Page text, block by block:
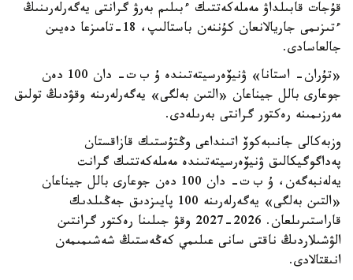
قۇجات قابىلداۋ مەملەكەتتىك ءبىلىم بەرۋ گرانتى يەگەرلەرىنىڭ
ءتىزىمى جاريالانعان كۇننەن باستالىپ، 18-تامىزعا دەيىن
جالعاسادى.
«تۇران- استانا» ۋنيۆەرسيتەتىندە ۇ ب ت- دان 100 دەن
جوعارى بالل جيناعان «التىن بەلگى» يەگەرلەرىنە وقۋدىڭ تولىق
مەرزىمىنە رەكتور گرانتى بەرىلەدى.
وزبەكالى جانىبەكوۆ اتىنداعى وڭتۇستىك قازاقستان
پەداگوگيكالىق ۋنيۆەرسيتەتىندە مەملەكەتتىك گرانت
يەلەنبەگەن، ۇ ب ت- دان 100 دەن جوعارى بالل جيناعان
«التىن بەلگى» يەگەرلەرىنە 100 پايىزدىق جەڭىلدىك
قاراستىرىلعان. 2026-2027 وقۋ جىلىنا رەكتور گرانتىن
الۋشىلاردىڭ ناقتى سانى عىلىمي كەڭەستىڭ شەشىمىمەن
انىقتالادى.